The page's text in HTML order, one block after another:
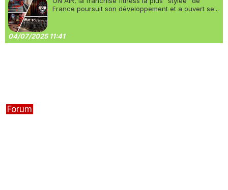
France poursuit son développement et a ouvert se...
04/07/2025 11:41
Forum